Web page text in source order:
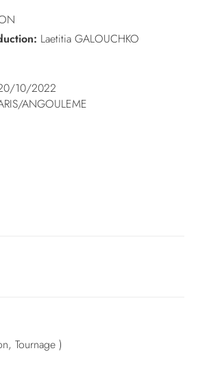
Laetitia GALOUCHKO
10/2022
ANGOULEME
Tournage )